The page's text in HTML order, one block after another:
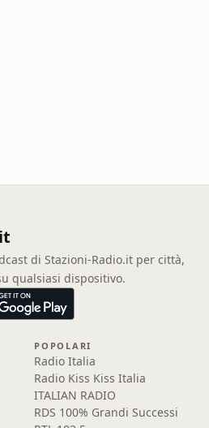
di Stazioni-Radio.it per città,
qualsiasi dispositivo.
POPOLARI
Radio Italia
Radio Kiss Kiss Italia
ITALIAN RADIO
RDS 100% Grandi Successi